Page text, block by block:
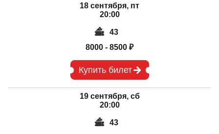
18 сентября, пт
20:00
43
8000 - 8500 ₽
Купить билет
19 сентября, сб
20:00
43